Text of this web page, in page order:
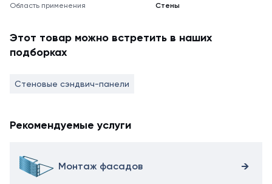
Область применения Стены
Этот товар можно встретить в наших
подборках
Стеновые сэндвич-панели
Рекомендуемые услуги
Монтаж фасадов